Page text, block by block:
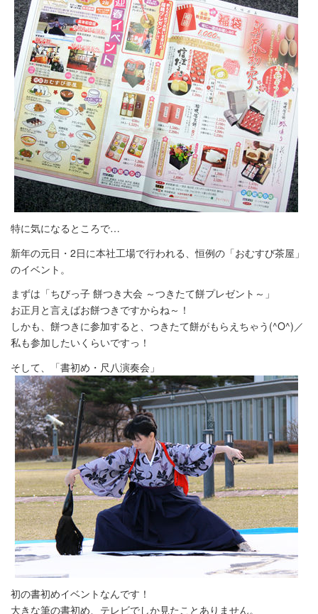
特に気になるところで…
新年の元日・2日に本社工場で行われる、恒例の「おむすび茶屋」
のイベント。
まずは「ちびっ子 餅つき大会 ～つきたて餅プレゼント～」
お正月と言えばお餅つきですからね～！
しかも、餅つきに参加すると、つきたて餅がもらえちゃう(^O^)／
私も参加したいくらいですっ！
そして、「書初め・尺八演奏会」
初の書初めイベントなんです！
大きな筆の書初め、テレビでしか見たことありません。